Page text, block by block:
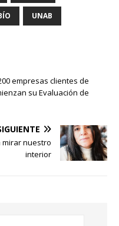
UNAB
empresas clientes de
su Evaluación de
nuestro
interior